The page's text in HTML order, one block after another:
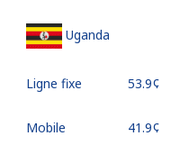
Uganda
Ligne fixe ⁦53.9¢⁩
Mobile ⁦41.9¢⁩